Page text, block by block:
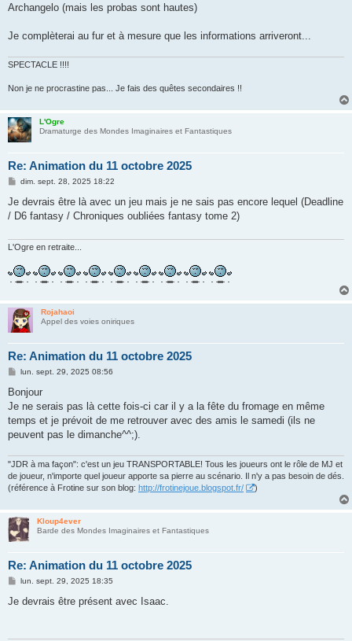
Archangelo (mais les probas sont hautes)
Je complèterai au fur et à mesure que les informations arriveront...
SPECTACLE !!!!
Non je ne procrastine pas... Je fais des quêtes secondaires !!
L'Ogre
Dramaturge des Mondes Imaginaires et Fantastiques
Re: Animation du 11 octobre 2025
M
s
a
dim. sept. 28, 2025 18:22
Je devrais être là avec un jeu mais je ne sais pas encore lequel (Deadline
/ D6 fantasy / Chroniques oubliées fantasy tome 2)
L'Ogre en retraite...
Rojahaoi
Appel des voies oniriques
Re: Animation du 11 octobre 2025
M
s
a
g
lun. sept. 29, 2025 08:56
Bonjour
Je ne serais pas là cette fois-ci car il y a la fête du fromage en même
temps et je prévoit de me retrouver avec des amis le samedi (ils ne
peuvent pas le dimanche^^;).
"JDR à ma façon": c'est un jeu TRANSPORTABLE! Tous les joueurs ont le rôle de MJ et
de joueur, n'importe quel joueur apporte sa pierre au scénario. Il n'y a pas besoin de dés.
(référence à Frotine sur son blog: http://frotinejoue.blogspot.fr/ )
Kloup4ever
Barde des Mondes Imaginaires et Fantastiques
Re: Animation du 11 octobre 2025
M
s
lun. sept. 29, 2025 18:35
Je devrais être présent avec Isaac.